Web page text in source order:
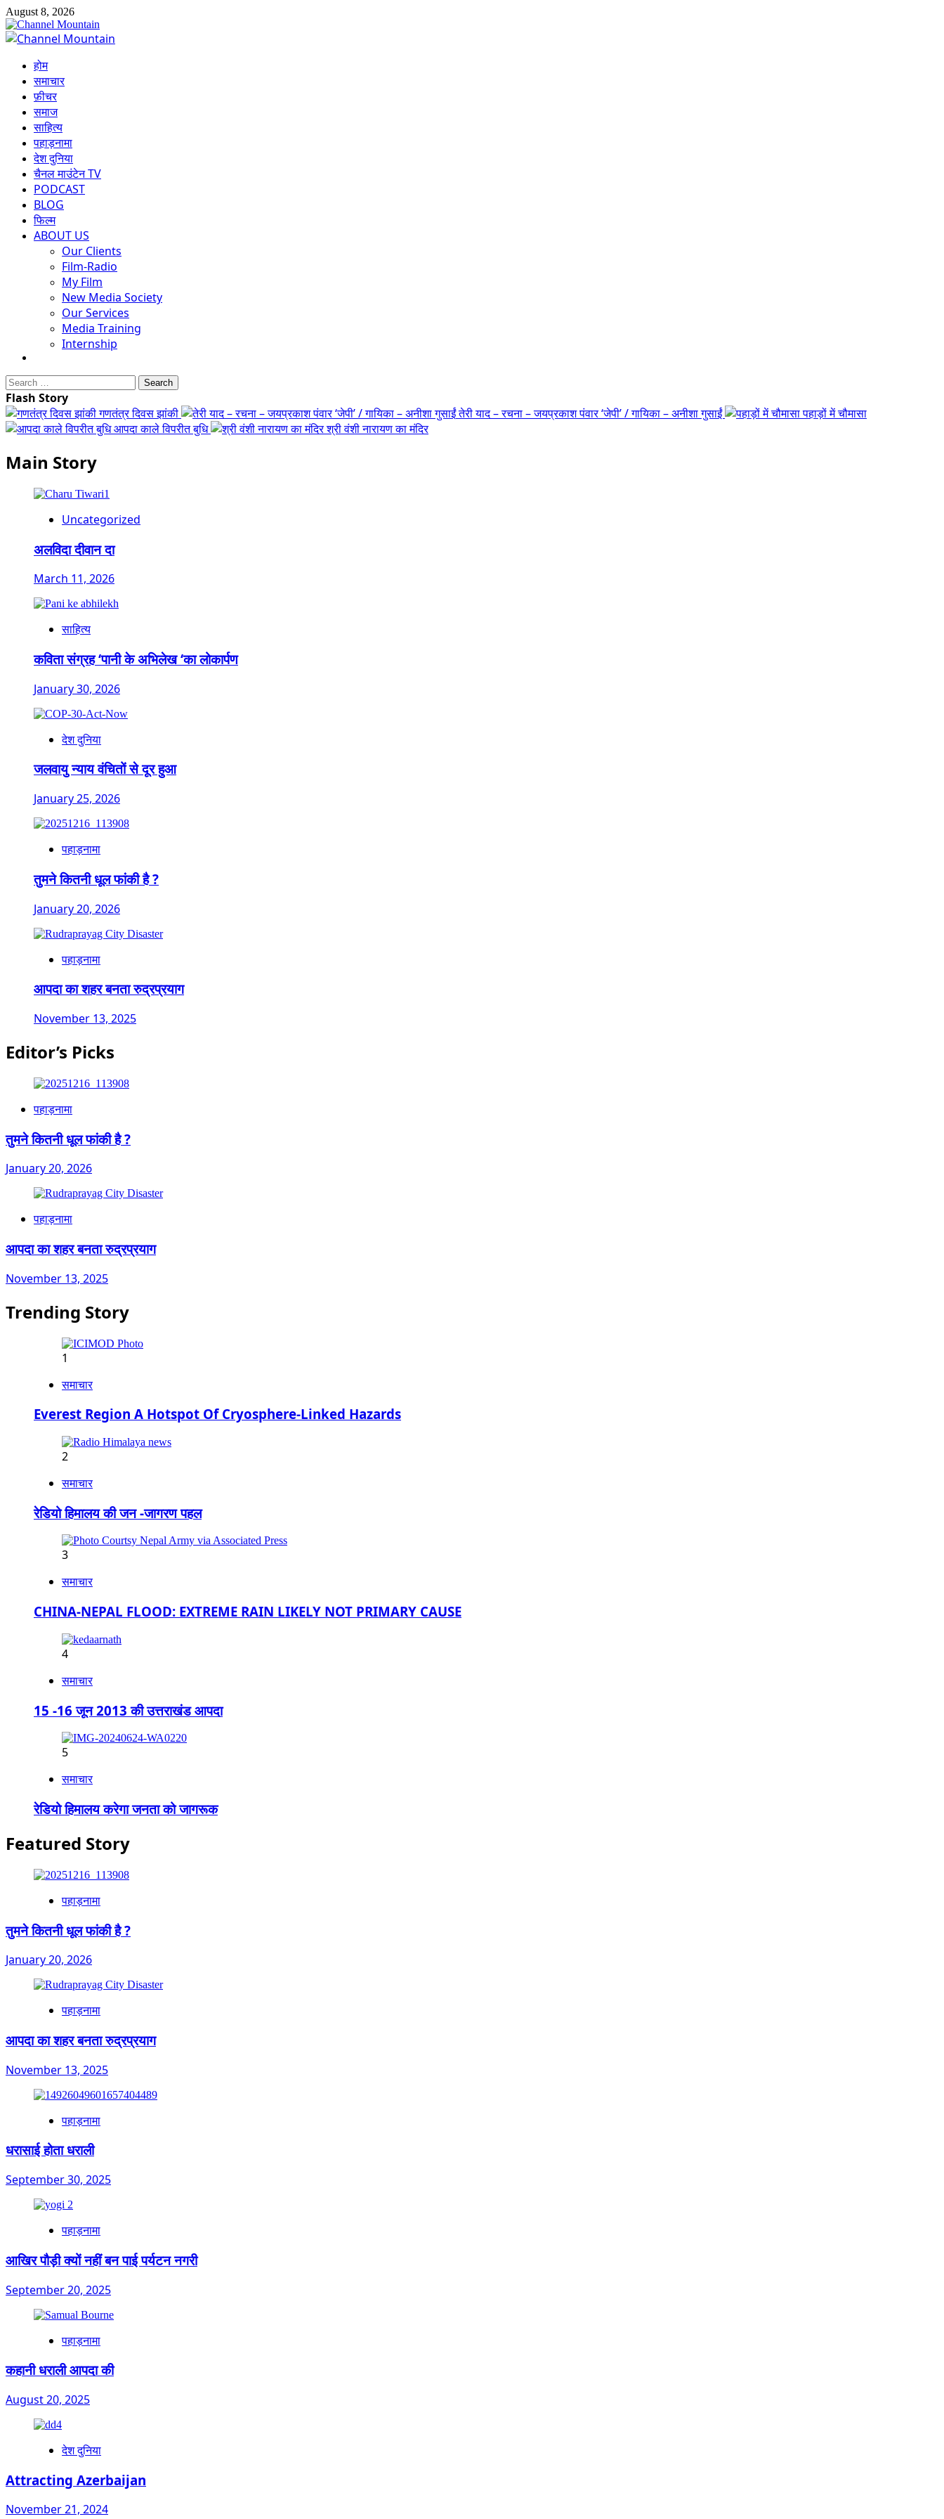
Skip
to
content
August 8, 2026
Primary
होम
समाचार
फ़ीचर
समाज
साहित्य
पहाड़नामा
देश दुनिया
चैनल माउंटेन TV
PODCAST
BLOG
फिल्म
ABOUT US
Our Clients
Film-Radio
My Film
New Media Society
Our Services
Media Training
Internship
Search
for:
Flash Story
गणतंत्र दिवस झांकी
तेरी याद – रचना – जयप्रकाश पंवार ‘जेपी’ / गायिका – अनीशा गुसाईं
पहाड़ों में चौमासा
आपदा काले विपरीत बुधि
श्री वंशी नारायण का मंदिर
Main Story
Uncategorized
अलविदा दीवान दा
March 11, 2026
साहित्य
कविता संग्रह ‘पानी के अभिलेख ‘का लोकार्पण
January 30, 2026
देश दुनिया
जलवायु न्याय वंचितों से दूर हुआ
January 25, 2026
पहाड़नामा
तुमने कितनी धूल फांकी है ?
January 20, 2026
पहाड़नामा
आपदा का शहर बनता रुद्रप्रयाग
November 13, 2025
Editor’s Picks
पहाड़नामा
तुमने कितनी धूल फांकी है ?
January 20, 2026
पहाड़नामा
आपदा का शहर बनता रुद्रप्रयाग
November 13, 2025
Trending Story
1
समाचार
Everest Region A Hotspot Of Cryosphere-Linked Hazards
2
समाचार
रेडियो हिमालय की जन -जागरण पहल
3
समाचार
CHINA-NEPAL FLOOD: EXTREME RAIN LIKELY NOT PRIMARY CAUSE
4
समाचार
15 -16 जून 2013 की उत्तराखंड आपदा
5
समाचार
रेडियो हिमालय करेगा जनता को जागरूक
Featured Story
पहाड़नामा
तुमने कितनी धूल फांकी है ?
January 20, 2026
पहाड़नामा
आपदा का शहर बनता रुद्रप्रयाग
November 13, 2025
पहाड़नामा
धरासाई होता धराली
September 30, 2025
पहाड़नामा
आखिर पौड़ी क्यों नहीं बन पाई पर्यटन नगरी
September 20, 2025
पहाड़नामा
कहानी धराली आपदा की
August 20, 2025
देश दुनिया
Attracting Azerbaijan
November 21, 2024